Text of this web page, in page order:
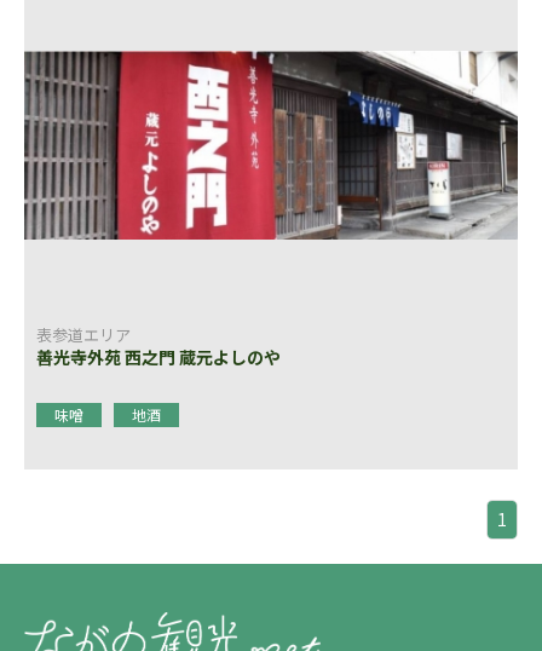
表参道エリア
善光寺外苑 西之門 蔵元よしのや
味噌 地酒
1